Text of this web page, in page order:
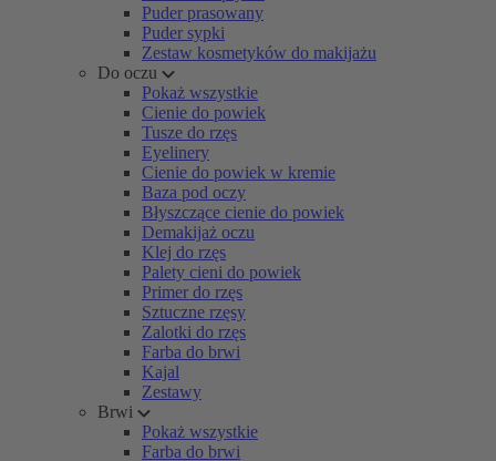
Puder prasowany
Puder sypki
Zestaw kosmetyków do makijażu
Do oczu
Pokaż wszystkie
Cienie do powiek
Tusze do rzęs
Eyelinery
Cienie do powiek w kremie
Baza pod oczy
Błyszczące cienie do powiek
Demakijaż oczu
Klej do rzęs
Palety cieni do powiek
Primer do rzęs
Sztuczne rzęsy
Zalotki do rzęs
Farba do brwi
Kajal
Zestawy
Brwi
Pokaż wszystkie
Farba do brwi